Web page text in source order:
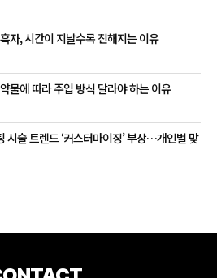
자, 시간이 지날수록 진해지는 이유
물에 따라 주입 방식 달라야 하는 이유
시술 트렌드 ‘커스터마이징’ 부상…개인별 맞